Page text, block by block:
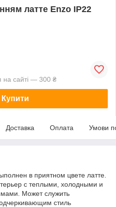
латте Enzo IP22
на сайті — 300 ₴
Купити
Доставка Оплата Умови
в приятном цвете латте.
с теплыми, холодными и
Может служить
стиль